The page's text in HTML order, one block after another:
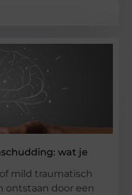
wat je
mild traumatisch
ontstaan door een